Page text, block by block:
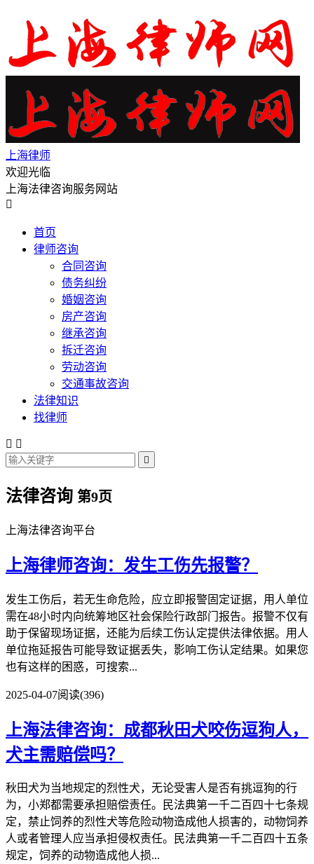
上海律师
欢迎光临
上海法律咨询服务网站

首页
律师咨询
合同咨询
债务纠纷
婚姻咨询
房产咨询
继承咨询
拆迁咨询
劳动咨询
交通事故咨询
法律知识
找律师
 

法律咨询 第9页
上海法律咨询平台
上海律师咨询：发生工伤先报警？
发生工伤后，若无生命危险，应立即报警固定证据，用人单位
需在48小时内向统筹地区社会保险行政部门报告。报警不仅有
助于保留现场证据，还能为后续工伤认定提供法律依据。用人
单位拖延报告可能导致证据丢失，影响工伤认定结果。如果您
也有这样的困惑，可搜索...
2025-04-07阅读(396)
上海法律咨询：成都秋田犬咬伤逗狗人，
犬主需赔偿吗？
秋田犬为当地规定的烈性犬，无论受害人是否有挑逗狗的行
为，小郑都需要承担赔偿责任。民法典第一千二百四十七条规
定，禁止饲养的烈性犬等危险动物造成他人损害的，动物饲养
人或者管理人应当承担侵权责任。民法典第一千二百四十五条
规定，饲养的动物造成他人损...